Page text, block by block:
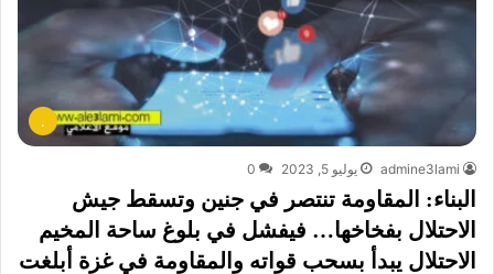
.
admine3lami يوليو 5, 2023 0
البناء: المقاومة تنتصر في جنين وتسقط جيش
الاحتلال بفخاخها… فيفشل في بلوغ ساحة المخيم
الاحتلال يبدأ بسحب قواته والمقاومة في غزة أبلغت